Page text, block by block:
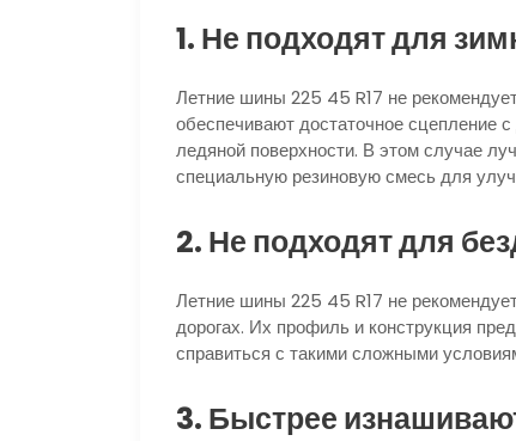
1. Не подходят для
Летние шины 225 45 R17 не
обеспечивают достаточное сцепление
ледяной поверхности. В этом случае
специальную резиновую смесь для
2. Не подходят для
Летние шины 225 45 R17 не
дорогах. Их профиль и конструкция
справиться с такими сложными
3. Быстрее